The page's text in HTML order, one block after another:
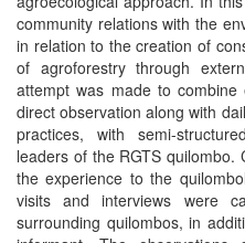
community relations with the
in relation to the creation of
of agroforestry through
attempt was made to combine
direct observation along with
practices, with semi-
leaders of the RGTS
the experience to the
visits and interviews were
surrounding quilombos, in